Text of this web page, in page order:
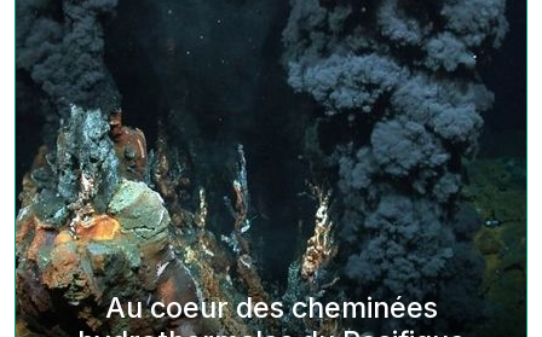
Au coeur des cheminées